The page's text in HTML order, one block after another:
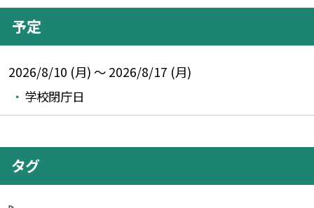
予定
2026/8/10 (月) ～ 2026/8/17 (月)
学校閉庁日
タグ